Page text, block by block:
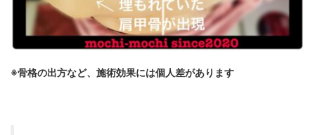
※骨格の出方など、施術効果には個人差があります